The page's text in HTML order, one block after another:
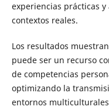
experiencias prácticas
contextos reales.
Los resultados
puede ser un recurso
de competencias
optimizando la
entornos